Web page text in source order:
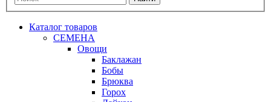
Каталог товаров
СЕМЕНА
Овощи
Баклажан
Бобы
Брюква
Горох